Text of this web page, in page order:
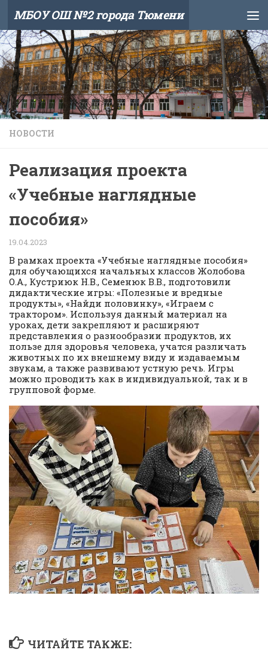
Skip to content
МБОУ ОШ №2 города Тюмени
НОВОСТИ
Реализация проекта
«Учебные наглядные
пособия»
19.04.2023
В рамках проекта «Учебные наглядные пособия»
для обучающихся начальных классов Жолобова
О.А., Кустриюк Н.В., Семенюк В.В., подготовили
дидактические игры: «Полезные и вредные
продукты», «Найди половинку», «Играем с
трактором». Используя данный материал на
уроках, дети закрепляют и расширяют
представления о разнообразии продуктов, их
пользе для здоровья человека, учатся различать
животных по их внешнему виду и издаваемым
звукам, а также развивают устную речь. Игры
можно проводить как в индивидуальной, так и в
групповой форме.
ЧИТАЙТЕ ТАКЖЕ: